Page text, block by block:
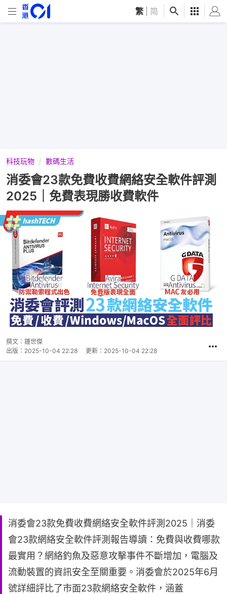
繁 简
科技玩物 數碼生活
消委會23款免費收費網絡安全軟件評測
2025｜免費表現勝收費軟件
撰文： 鍾世傑
出版： 2025-10-04 22:28 更新： 2025-10-04 22:28
消委會23款免費收費網絡安全軟件評測2025｜消委
會23款網絡安全軟件評測報告導讀：免費與收費哪款
最實用？網絡釣魚及惡意攻擊事件不斷增加，電腦及
流動裝置的資訊安全至關重要。消委會於2025年6月
號詳細評比了市面23款網絡安全軟件，涵蓋